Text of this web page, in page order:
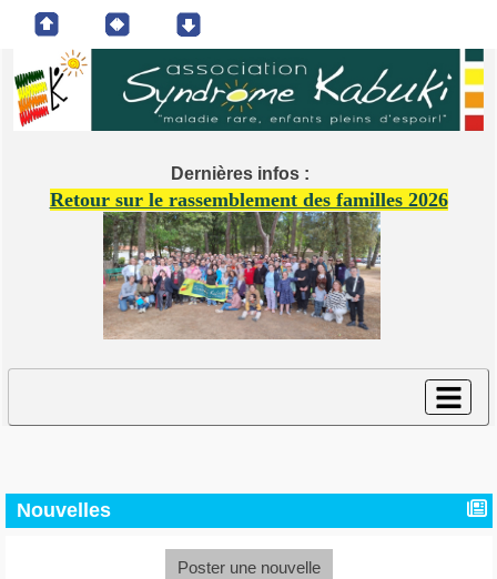
Dernières infos :
Retour sur le rassemblement des familles 2026
Nouvelles
Poster une nouvelle